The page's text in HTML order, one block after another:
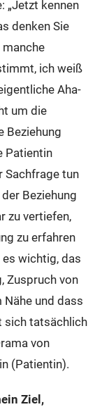
„Jetzt kennen
denken Sie
manche
ich weiß
Aha-
um die
Beziehung
Patientin
Sachfrage tun
Beziehung
zu vertiefen,
zu erfahren
wichtig, das
Zuspruch von
Nähe und dass
sich tatsächlich
von
(Patientin).
Ziel,